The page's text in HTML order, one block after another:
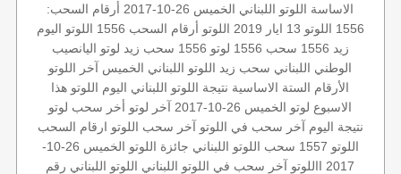
الاساسة اللوتو اللبناني الخميس 26-10-2017
أرقام السحب:
1556 اللوتو 13 ايار 2019 اللوتو أرقام السحب 1556
اللوتو اليوم
زيد 1556
سحب 1556 لوتو 1556 سحب زيد لوتو اليانصيب
الوطني اللبناني سحب زيد اللوتو اللبناني الخميس آخر اللوتو
الأرقام الستة الاساسية نتيجة اللوتو اللبناني اليوم اللوتو هذا
الاسبوع لوتو الخميس 26-10-2017 آخر لوتو أخر سحب لوتو
نتيجة اليوم آخر سحب في اللوتو آخر سحب اللوتو ارقام السحب
اللوتو 1557
سحب اللوتو اللبناني جائزة اللوتو
الخميس 26-10-
2017 االلوتو آخر سحب في اللوتو اللبناني اللوتو اللبناني رقم